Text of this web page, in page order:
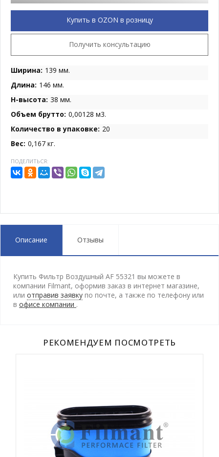
Купить в OZON в розницу
Получить консультацию
Ширина: 139 мм.
Длина: 146 мм.
H-высота: 38 мм.
Объем брутто: 0,00128 м3.
Количество в упаковке: 20
Вес: 0,167 кг.
ПОДЕЛИТЬСЯ:
Описание Отзывы
Купить Фильтр Воздушный AF 55321 вы можете в
компании Filmant, оформив заказ в интернет магазине,
или отправив заявку по почте, а также по телефону или
в офисе компании .
РЕКОМЕНДУЕМ ПОСМОТРЕТЬ